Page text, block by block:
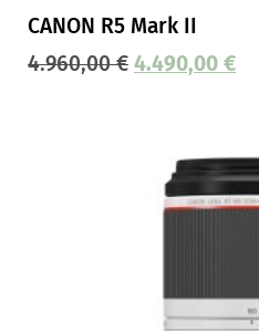
CANON R5 Mark II
4.960,00€ 4.490,00 €